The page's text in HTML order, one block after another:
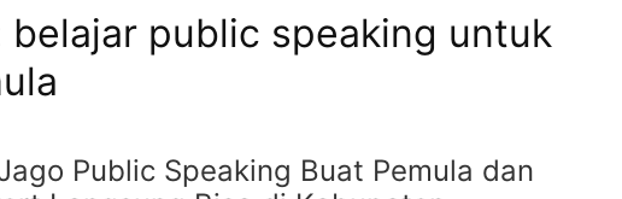
belajar public speaking untuk
Public Speaking Buat Pemula dan